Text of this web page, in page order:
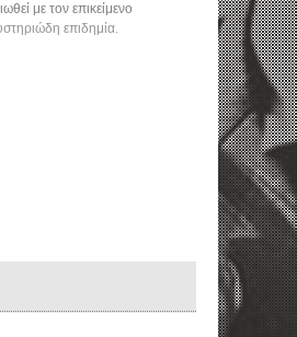
με τον επικείμενο
επιδημία.